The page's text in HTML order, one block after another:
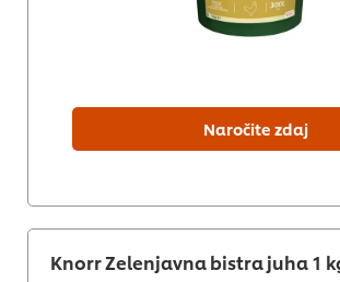
Naročite zdaj
Knorr Zelenjavna bistra juha 1